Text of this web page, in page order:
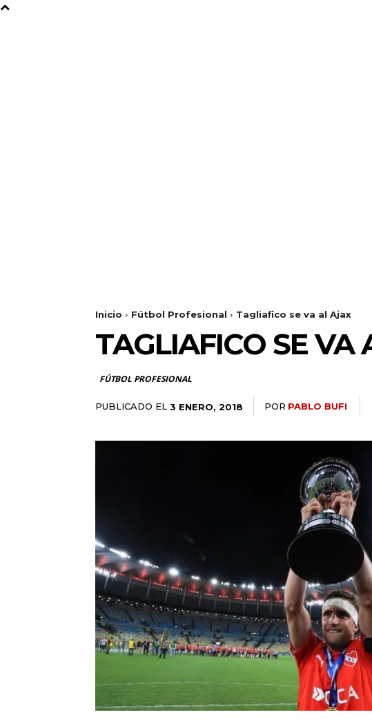
Inicio Fútbol Profesional Tagliafico se va al Ajax
TAGLIAFICO SE VA
FÚTBOL PROFESIONAL
PUBLICADO EL 3 ENERO, 2018 POR PABLO BUFI